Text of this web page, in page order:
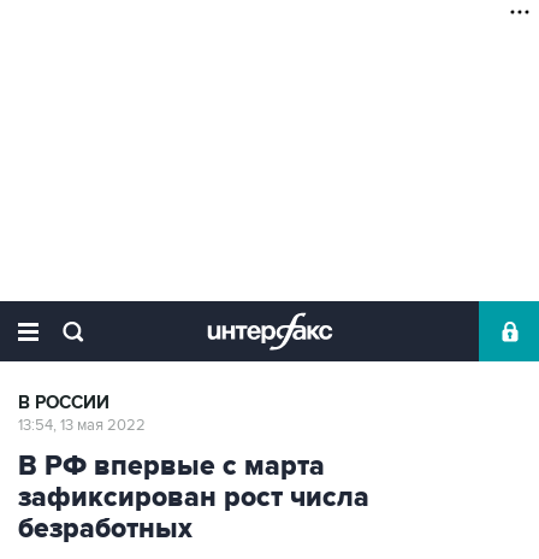
В РОССИИ
13:54, 13 мая 2022
В РФ впервые с марта
зафиксирован рост числа
безработных